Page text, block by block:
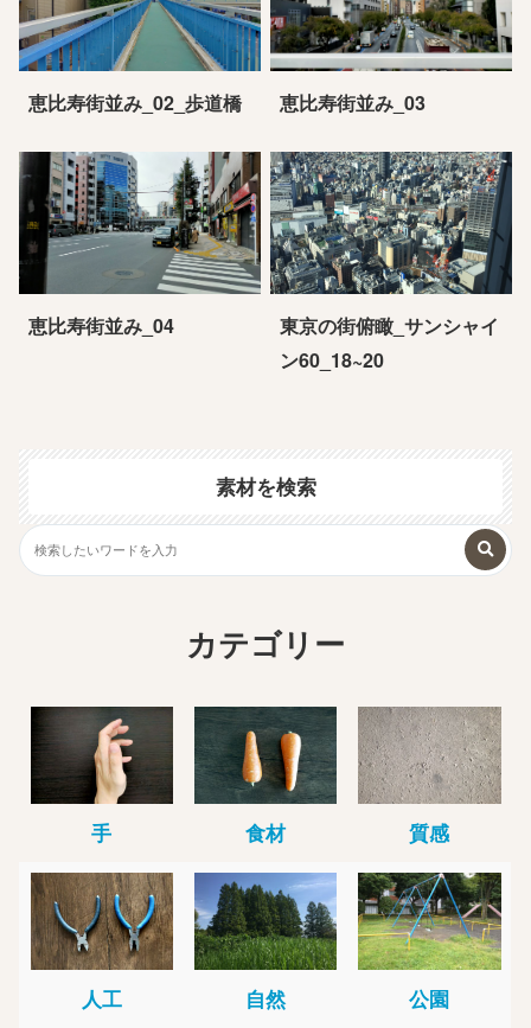
恵比寿街並み_02_歩道橋 恵比寿街並み_03
恵比寿街並み_04
東京の街俯瞰_サンシャイ
ン60_18~20
素材を検索
カテゴリー
手 食材 質感
人工 自然 公園